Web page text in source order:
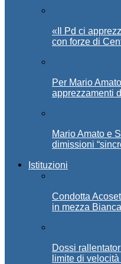
«Il Pd ci
con forze di
Per Mario
apprezzamenti
Mario Amato e
dimissioni
Istituzioni
Condotta
in mezza
Dossi
limite di